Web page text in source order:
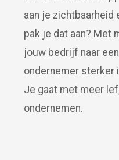
aan je zichtbaarheid
pak je dat aan? Met
jouw bedrijf naar
ondernemer sterker
Je gaat met meer
ondernemen.